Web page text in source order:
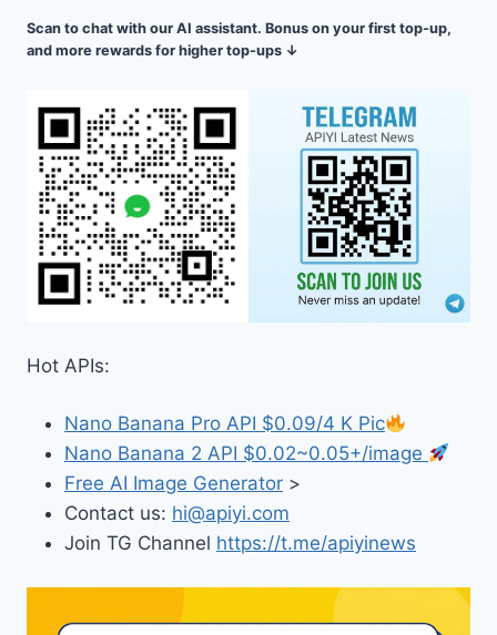
Scan to chat with our AI assistant. Bonus on your first top-up,
and more rewards for higher top-ups ↓
Hot APIs:
Nano Banana Pro API $0.09/4 K Pic
Nano Banana 2 API $0.02~0.05+/image
Free AI Image Generator >
Contact us: hi@apiyi.com
Join TG Channel https://t.me/apiyinews